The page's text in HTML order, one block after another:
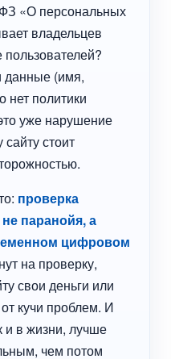
«О персональных
владельцев
данные (имя,
нет политики
уже нарушение
сайту стоит
проверка
паранойя, а
цифровом
на проверку,
свои деньги или
кучи проблем. И
и в жизни, лучше
чем потом